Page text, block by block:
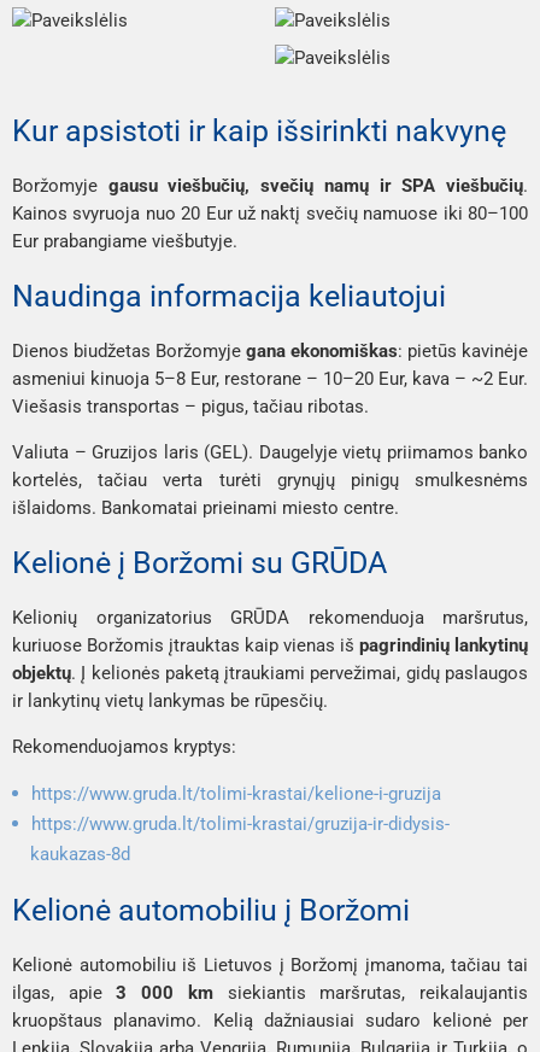
Kur apsistoti ir kaip išsirinkti nakvynę
Boržomyje gausu viešbučių, svečių namų ir SPA viešbučių.
Kainos svyruoja nuo 20 Eur už naktį svečių namuose iki 80–100
Eur prabangiame viešbutyje.
Naudinga informacija keliautojui
Dienos biudžetas Boržomyje gana ekonomiškas: pietūs kavinėje
asmeniui kinuoja 5–8 Eur, restorane – 10–20 Eur, kava – ~2 Eur.
Viešasis transportas – pigus, tačiau ribotas.
Valiuta – Gruzijos laris (GEL). Daugelyje vietų priimamos banko
kortelės, tačiau verta turėti grynųjų pinigų smulkesnėms
išlaidoms. Bankomatai prieinami miesto centre.
Kelionė į Boržomi su GRŪDA
Kelionių organizatorius GRŪDA rekomenduoja maršrutus,
kuriuose Boržomis įtrauktas kaip vienas iš pagrindinių lankytinų
objektų. Į kelionės paketą įtraukiami pervežimai, gidų paslaugos
ir lankytinų vietų lankymas be rūpesčių.
Rekomenduojamos kryptys:
https://www.gruda.lt/tolimi-krastai/kelione-i-gruzija
https://www.gruda.lt/tolimi-krastai/gruzija-ir-didysis-
kaukazas-8d
Kelionė automobiliu į Boržomi
Kelionė automobiliu iš Lietuvos į Boržomį įmanoma, tačiau tai
ilgas, apie3 000 kmsiekiantis maršrutas, reikalaujantis
kruopštaus planavimo. Kelią dažniausiai sudaro kelionė per